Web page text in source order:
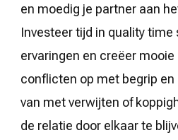
en moedig je partner aan
Investeer tijd in quality time
ervaringen en creëer
conflicten op met begrip
van met verwijten of
de relatie door elkaar te